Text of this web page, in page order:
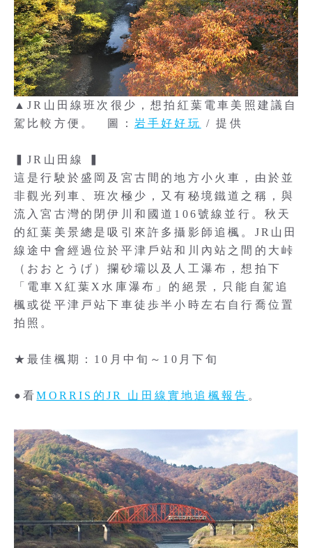
▲JR山田線班次很少，想拍紅葉電車美照建議自
駕比較方便。 圖： 岩手好好玩 / 提供
▍JR山田線 ▍
這是行駛於盛岡及宮古間的地方小火車，由於並
非觀光列車、班次極少，又有秘境鐵道之稱，與
流入宮古灣的閉伊川和國道106號線並行。秋天
的紅葉美景總是吸引來許多攝影師追楓。JR山田
線途中會經過位於平津戶站和川內站之間的大峠
（おおとうげ）攔砂壩以及人工瀑布，想拍下
「電車X紅葉X水庫瀑布」的絕景，只能自駕追
楓或從平津戸站下車徒歩半小時左右自行喬位置
拍照。
★最佳楓期：10月中旬～10月下旬
●看MORRIS的JR 山田線實地追楓報告 。